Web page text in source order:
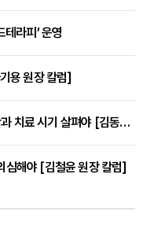
라피’ 운영
용 원장 칼럼]
손 저림 반복된다면 손목터널증후군 진단과 치료 시기 살펴야 [김동현 원장 칼럼]
심해야 [김철윤 원장 칼럼]